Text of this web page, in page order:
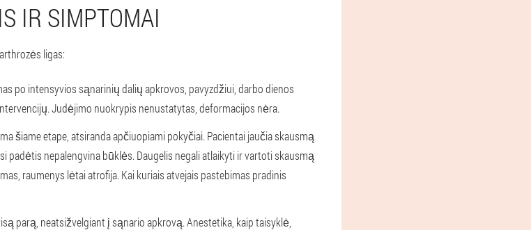
IR SIMPTOMAI
ligas:
po intensyvios sąnarinių dalių apkrovos, pavyzdžiui, darbo dienos
Judėjimo nuokrypis nenustatytas, deformacijos nėra.
šiame etape, atsiranda apčiuopiami pokyčiai. Pacientai jaučia skausmą
padėtis nepalengvina būklės. Daugelis negali atlaikyti ir vartoti skausmą
raumenys lėtai atrofija. Kai kuriais atvejais pastebimas pradinis
parą, neatsižvelgiant į sąnario apkrovą. Anestetika, kaip taisyklė,